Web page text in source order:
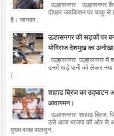
उल्हासनगर : उल्हासनगर
दोपहर जयकिशन पर चाकू से
है। जानका...
उल्हासनगर की सड़कों पर
योगिराज देशमुख का
उल्हासनगर: उल्हासनगर में
उनमें खड़े पानी को लेकर नया
(...
शाहाड ब्रिज का
आवागमन।
उल्हासनगर: शाहाड ब्रिज,
उसे आज भाजपा की ओर से
मुख्य वजह वालधुन...